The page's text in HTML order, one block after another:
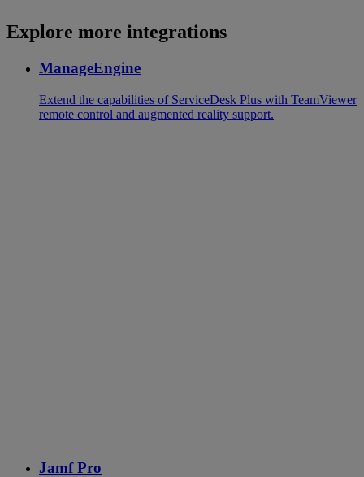
Explore more integrations
ManageEngine
Extend the capabilities of ServiceDesk Plus with TeamViewer
remote control and augmented reality support.
Jamf Pro